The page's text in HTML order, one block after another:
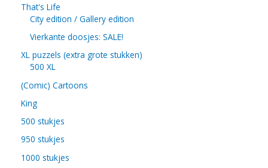
That's Life
City edition / Gallery edition
Vierkante doosjes: SALE!
XL puzzels (extra grote stukken)
500 XL
(Comic) Cartoons
King
500 stukjes
950 stukjes
1000 stukjes